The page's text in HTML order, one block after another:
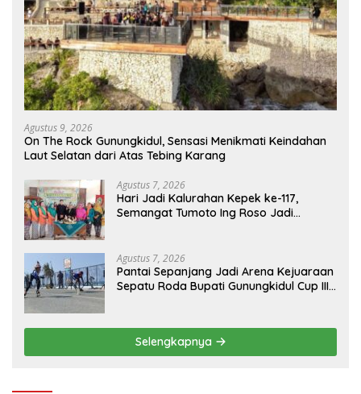
Agustus 9, 2026
On The Rock Gunungkidul, Sensasi Menikmati Keindahan
Laut Selatan dari Atas Tebing Karang
Agustus 7, 2026
Hari Jadi Kalurahan Kepek ke-117,
Semangat Tumoto Ing Roso Jadi
Agustus 7, 2026
Pantai Sepanjang Jadi Arena Kejuaraan
Sepatu Roda Bupati Gunungkidul Cup III
Selengkapnya